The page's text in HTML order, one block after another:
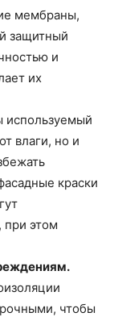
мембраны,
защитный
и
их
используемый
влаги, но и
краски
при этом
чтобы